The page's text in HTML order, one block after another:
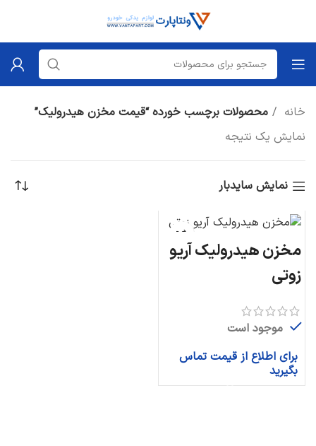
خانه
محصولات برچسب خورده “قیمت مخزن هیدرولیک”
نمایش یک نتیجه
نمایش سایدبار
مخزن هیدرولیک آریو
زوتی
موجود است
برای اطلاع از قیمت تماس
بگیرید